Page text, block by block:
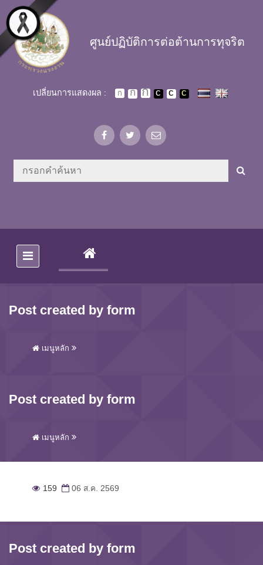
Skip to main content
ศูนย์ปฏิบัติการต่อต้านการทุจริต
เปลี่ยนการแสดงผล :
(CURRENT)
Post created by form
เมนูหลัก
Post created by form
เมนูหลัก
159 06 ส.ค. 2569
Post created by form